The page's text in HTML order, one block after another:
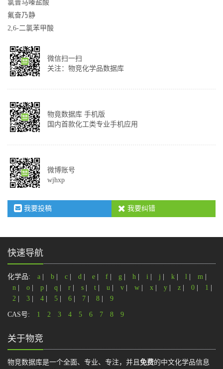
氯普马嗪盐酸
氟奋乃静
2,6-二氯苯甲酸
微信扫一扫
关注：物竞化学品数据库
物竟数据库 手机版
国内首款化工类专业手机应用
微博账号
wjhxp
我要投稿 我要纠错
快速导航
化学品: a b c d e f g h i j k l m
n
o p q r s t u v w x y z 0 1
2
3 4 5 6 7 8 9
CAS号: 1 2 3 4 5 6 7 8 9
关于物竞
物竞数据库是一个全面、专业、专注，并且 免费的中文化学品信息